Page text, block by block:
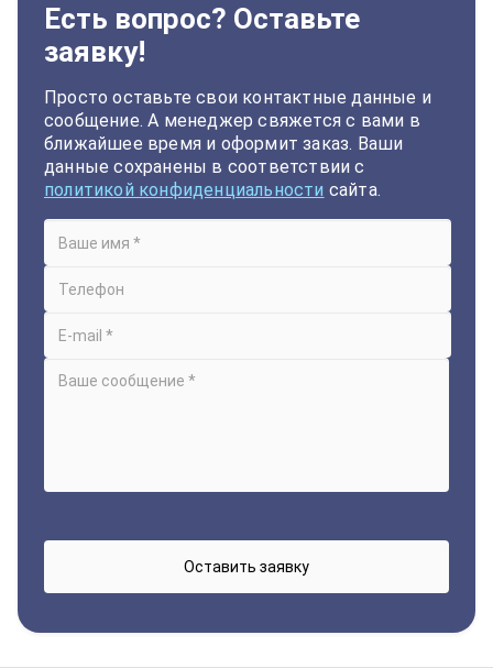
Есть вопрос? Оставьте
заявку!
Просто оставьте свои контактные данные и
сообщение. А менеджер свяжется с вами в
ближайшее время и оформит заказ. Ваши
данные сохранены в соответствии с
политикой конфиденциальности сайта.